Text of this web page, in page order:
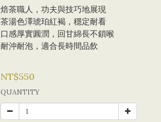
焙茶職人，功夫與技巧地展現
茶湯色澤琥珀紅褐，穩定耐看
口感厚實圓潤，回甘綿長不鎖喉
耐沖耐泡，適合長時間品飲
NT$550
QUANTITY